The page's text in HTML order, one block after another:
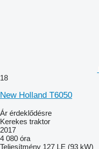
18
New Holland T6050
Ár érdeklődésre
Kerekes traktor
2017
4 080 óra
Teljesítmény 127 LE (93 kW)